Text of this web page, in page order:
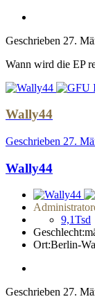
Geschrieben 27.
Wann wird die EP
Wally44
Geschrieben 27.
Wally44
9,1Tsd
Geschlecht:
Ort:Berlin-
Geschrieben 27.